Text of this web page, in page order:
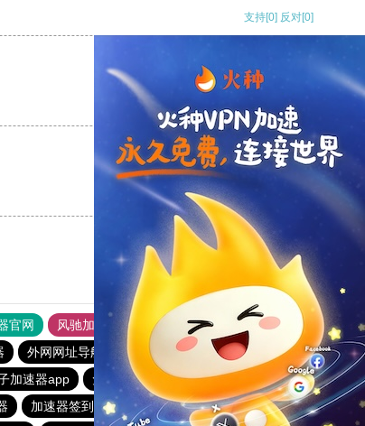
支持[0] 反对[0]
支持 反对
官网 风驰加速器
旋风加速器
外网网址导航 软件中心 雷霆加速
狂飙加速器
加速器app 免费谷歌加速器app
bitznet.app
加速器签到15分钟
快鸭加速器官网下载安卓